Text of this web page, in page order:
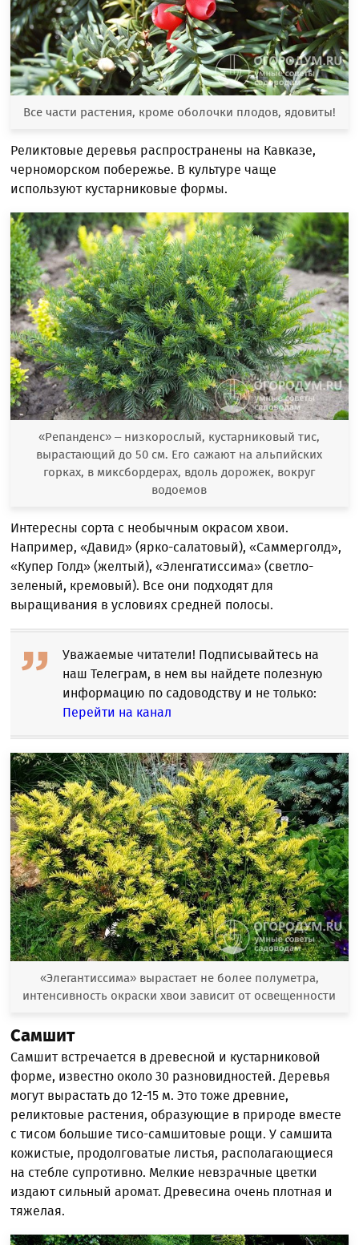
Все части растения, кроме оболочки плодов, ядовиты!
Реликтовые деревья распространены на Кавказе,
черноморском побережье. В культуре чаще
используют кустарниковые формы.
«Репанденс» – низкорослый, кустарниковый тис,
вырастающий до 50 см. Его сажают на альпийских
горках, в миксбордерах, вдоль дорожек, вокруг
водоемов
Интересны сорта с необычным окрасом хвои.
Например, «Давид» (ярко-салатовый), «Саммерголд»,
«Купер Голд» (желтый), «Эленгатиссима» (светло-
зеленый, кремовый). Все они подходят для
выращивания в условиях средней полосы.
Уважаемые читатели! Подписывайтесь на
наш Телеграм, в нем вы найдете полезную
информацию по садоводству и не только:
Перейти на канал
«Элегантиссима» вырастает не более полуметра,
интенсивность окраски хвои зависит от освещенности
Самшит
Самшит встречается в древесной и кустарниковой
форме, известно около 30 разновидностей. Деревья
могут вырастать до 12-15 м. Это тоже древние,
реликтовые растения, образующие в природе вместе
с тисом большие тисо-самшитовые рощи. У самшита
кожистые, продолговатые листья, располагающиеся
на стебле супротивно. Мелкие невзрачные цветки
издают сильный аромат. Древесина очень плотная и
тяжелая.